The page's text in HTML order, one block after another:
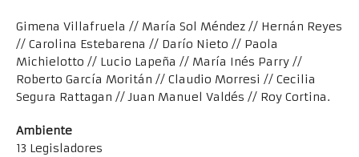
Gimena Villafruela // María Sol Méndez // Hernán Reyes
// Carolina Estebarena // Darío Nieto // Paola
Michielotto // Lucio Lapeña // María Inés Parry //
Roberto García Moritán // Claudio Morresi // Cecilia
Segura Rattagan // Juan Manuel Valdés // Roy Cortina.
Ambiente
13 Legisladores